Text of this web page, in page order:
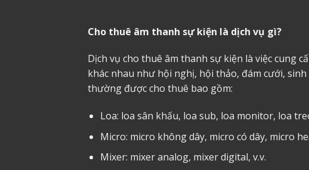
Cho thuê âm thanh sự kiện là dịch vụ gì?
Dịch vụ cho thuê âm thanh sự kiện là việc cung
khác nhau như hội nghị, hội thảo, đám cưới,
thường được cho thuê bao gồm:
Loa: loa sân khấu, loa sub, loa monitor, loa
Micro: micro không dây, micro có dây, micro
Mixer: mixer analog, mixer digital, v.v.